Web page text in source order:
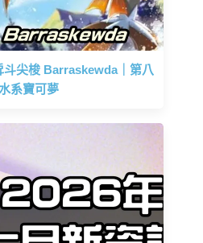
斗尖梭 Barraskewda｜第八
系寶可夢